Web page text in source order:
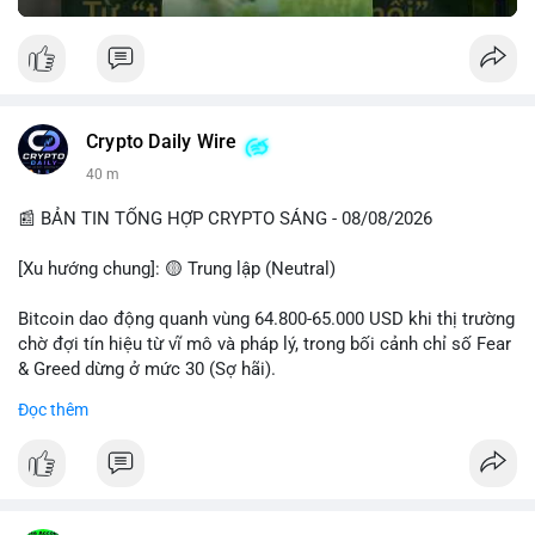
Crypto Daily Wire
40 m
📰 BẢN TIN TỔNG HỢP CRYPTO SÁNG - 08/08/2026
[Xu hướng chung]: 🟡 Trung lập (Neutral)
Bitcoin dao động quanh vùng 64.800-65.000 USD khi thị trường
chờ đợi tín hiệu từ vĩ mô và pháp lý, trong bối cảnh chỉ số Fear
& Greed dừng ở mức 30 (Sợ hãi).
- Thị trường & Giá cả: Chuỗi giao dịch cá voi BTC diễn ra dày
triệu USD lúc 08:19 UTC và 61,37 BTC (gần 4 triệu USD) lúc
Đọc thêm